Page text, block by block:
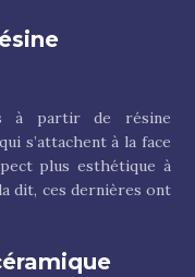
à partir de résine
s’attachent à la face
plus esthétique à
dit, ces dernières ont